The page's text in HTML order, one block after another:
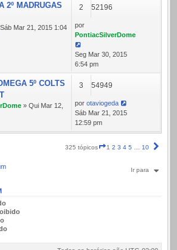
2º MADRUGAS
Mar 21, 2015 1:04
2 52196
por
PontiacSilverDome
Seg Mar 30, 2015
6:54 pm
5º COLTS
» Qui Mar 12,
3 54949
por otaviogeda
Sáb Mar 21, 2015
12:59 pm
325 tópicos
Página
1 2 3 4 5 … 10
Ir para